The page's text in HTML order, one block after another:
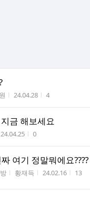
작성시간
24.04.28 조회수
4
금 해보세요
작성시간
24.04.25 조회수
0
여기 정말뭐에요????
작성자
황재득 작성시간
24.02.16 조회수
13